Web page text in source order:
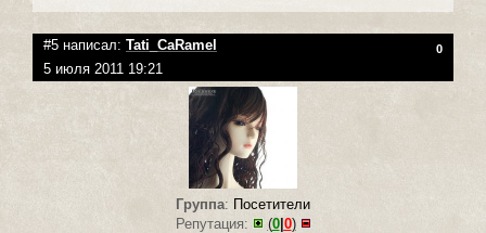
#5 написал: Tati_CaRamel 0
5 июля 2011 19:21
Группа: Посетители
Репутация:
(0| 0)